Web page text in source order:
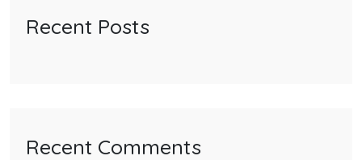
Recent Posts
Recent Comments